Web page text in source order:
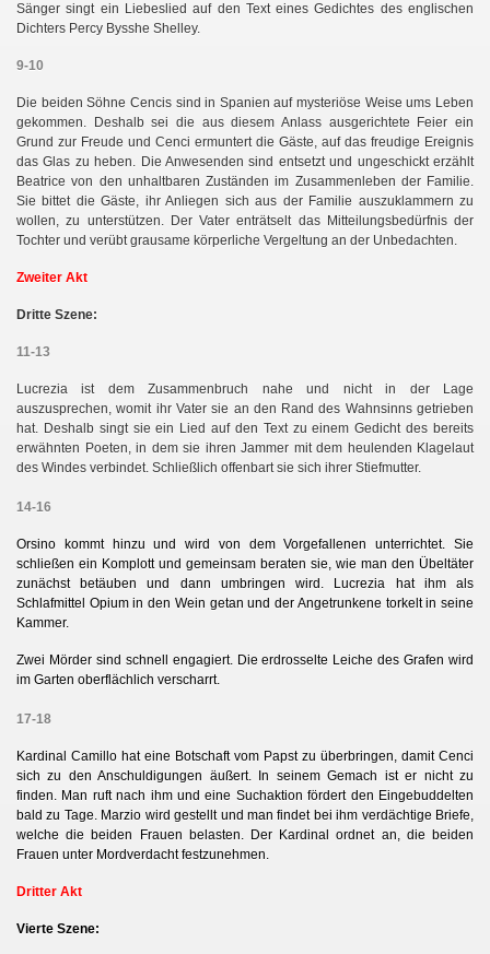
Sänger singt ein Liebeslied auf den Text eines Gedichtes des englischen
Dichters Percy Bysshe Shelley.
9-10
Die beiden Söhne Cencis sind in Spanien auf mysteriöse Weise ums Leben
gekommen. Deshalb sei die aus diesem Anlass ausgerichtete Feier ein
Grund zur Freude und Cenci ermuntert die Gäste, auf das freudige Ereignis
das Glas zu heben. Die Anwesenden sind entsetzt und ungeschickt erzählt
Beatrice von den unhaltbaren Zuständen im Zusammenleben der Familie.
Sie bittet die Gäste, ihr Anliegen sich aus der Familie auszuklammern zu
wollen, zu unterstützen. Der Vater enträtselt das Mitteilungsbedürfnis der
Tochter und verübt grausame körperliche Vergeltung an der Unbedachten.
Zweiter Akt
Dritte Szene:
11-13
Lucrezia ist dem Zusammenbruch nahe und nicht in der Lage
auszusprechen, womit ihr Vater sie an den Rand des Wahnsinns getrieben
hat. Deshalb singt sie ein Lied auf den Text zu einem Gedicht des bereits
erwähnten Poeten, in dem sie ihren Jammer mit dem heulenden Klagelaut
des Windes verbindet. Schließlich offenbart sie sich ihrer Stiefmutter.
14-16
Orsino kommt hinzu und wird von dem Vorgefallenen unterrichtet. Sie
schließen ein Komplott und gemeinsam beraten sie, wie man den Übeltäter
zunächst betäuben und dann umbringen wird. Lucrezia
hat ihm als
Schlafmittel Opium in den Wein getan und der Angetrunkene torkelt in seine
Kammer.
Zwei Mörder sind schnell engagiert. Die erdrosselte Leiche des Grafen wird
im Garten oberflächlich verscharrt.
17-18
Kardinal Camillo hat eine Botschaft vom Papst zu überbringen, damit Cenci
sich zu den Anschuldigungen äußert. In seinem Gemach ist er nicht zu
finden. Man ruft nach ihm und eine Suchaktion fördert den Eingebuddelten
bald zu Tage. Marzio wird gestellt und man findet bei ihm verdächtige Briefe,
welche die beiden Frauen belasten. Der Kardinal ordnet an, die beiden
Frauen unter Mordverdacht festzunehmen.
Dritter Akt
Vierte Szene: